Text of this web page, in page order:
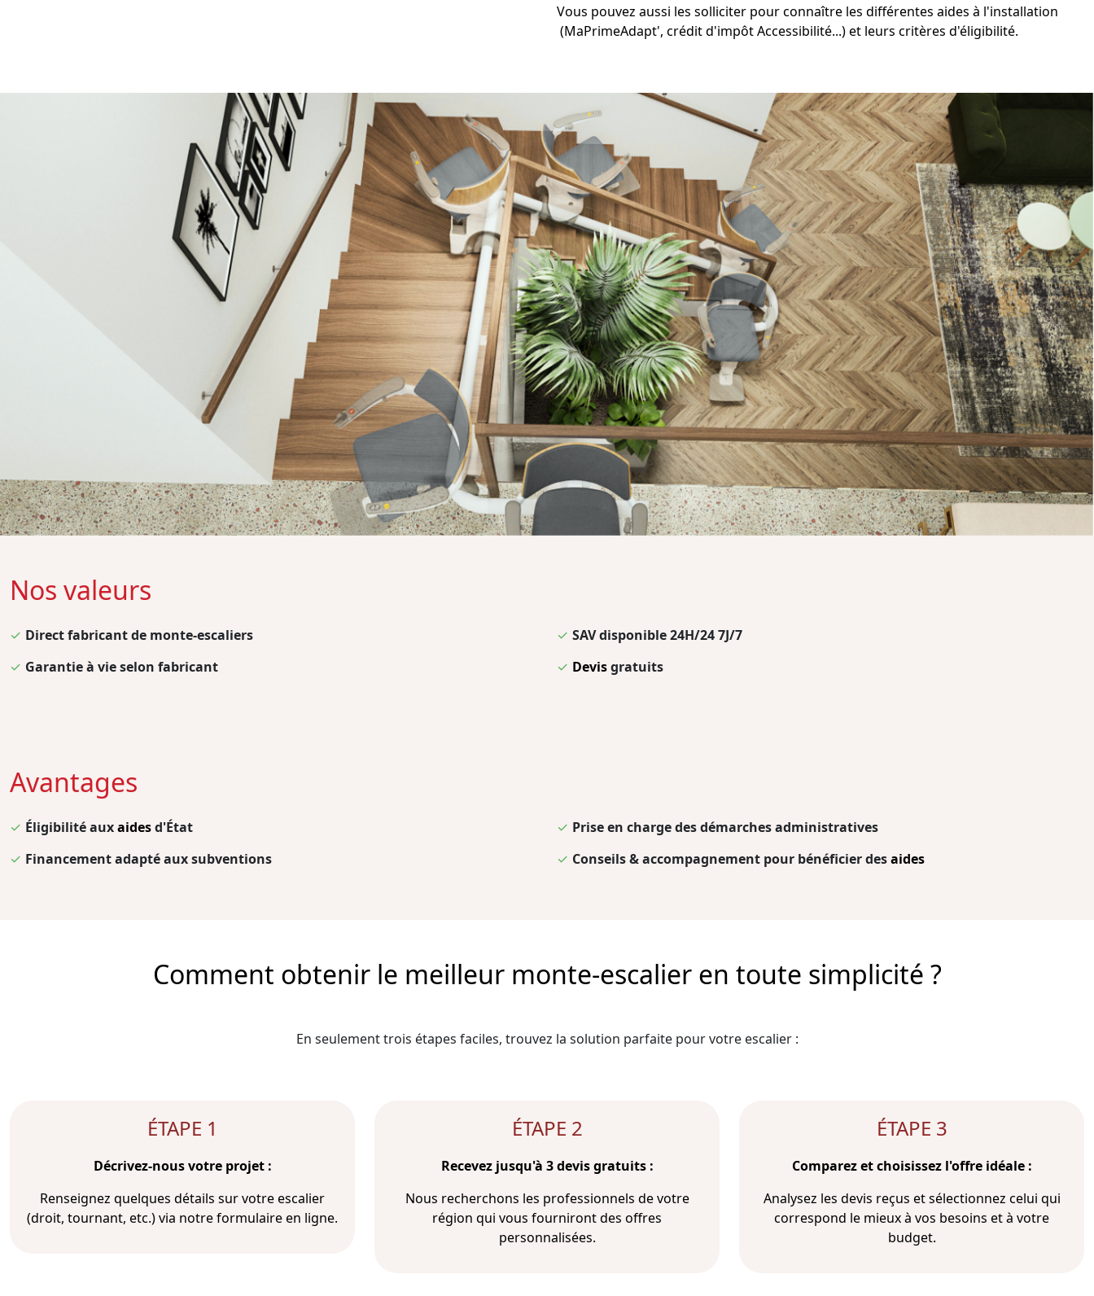
Vous pouvez aussi les solliciter pour connaître les différentes aides à l'installation
(MaPrimeAdapt', crédit d'impôt Accessibilité...) et leurs critères d'éligibilité.
Nos valeurs
✓ Direct fabricant de monte-escaliers
✓ Garantie à vie selon fabricant
✓ SAV disponible 24H/24 7J/7
✓ Devisgratuits
Avantages
✓ Éligibilité auxaidesd'État
✓ Financement adapté aux subventions
✓ Prise en charge des démarches administratives
✓ Conseils & accompagnement pour bénéficier desaides
Comment obtenir le meilleur monte-escalier en toute simplicité ?
En seulement trois étapes faciles, trouvez la solution parfaite pour votre escalier :
ÉTAPE 1
Décrivez-nous votre projet :
Renseignez quelques détails sur votre escalier
(droit, tournant, etc.) via notre formulaire en ligne.
ÉTAPE 2
Recevez jusqu'à 3 devis gratuits :
Nous recherchons les professionnels de votre
région qui vous fourniront des offres
personnalisées.
ÉTAPE 3
Comparez et choisissez l'offre idéale :
Analysez les devis reçus et sélectionnez celui qui
correspond le mieux à vos besoins et à votre
budget.